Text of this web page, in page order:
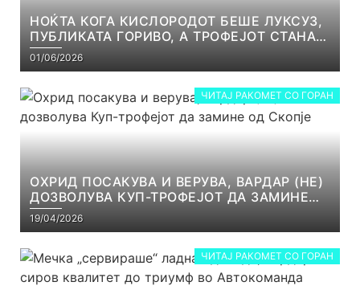
НОЌТА КОГА КИСЛОРОДОТ БЕШЕ ЛУКСУЗ,
ПУБЛИКАТА ГОРИВО, А ТРОФЕЈОТ СТАНА
РЕАЛНОСТ
01/06/2026
ЧИТАЈ РАКОМЕТ СО ГОРАН
ОХРИД ПОСАКУВА И ВЕРУВА, ВАРДАР (НЕ)
ДОЗВОЛУВА КУП-ТРОФЕЈОТ ДА ЗАМИНЕ
ОД СКОПЈЕ
19/04/2026
ЧИТАЈ РАКОМЕТ СО ГОРАН